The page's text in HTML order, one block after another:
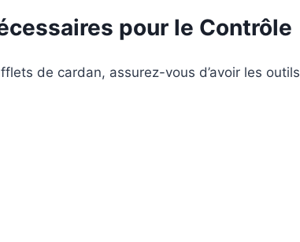
pour le Contrôle
de cardan, assurez-vous d’avoir les outils